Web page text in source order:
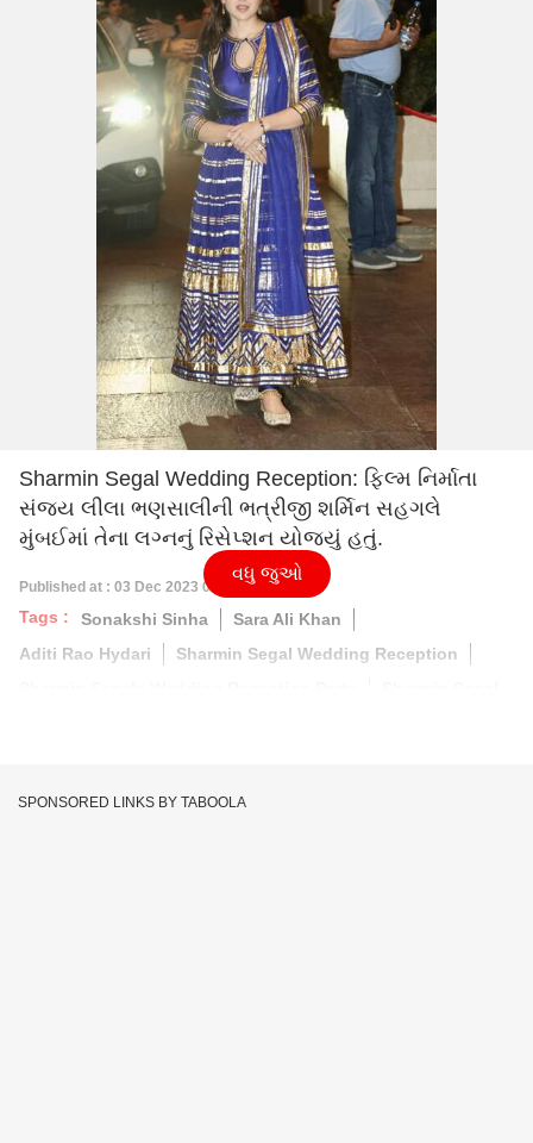
Sharmin Segal Wedding Reception: ફિલ્મ નિર્માતા
સંજય લીલા ભણસાલીની ભત્રીજી શર્મિન સહગલે
મુંબઈમાં તેના લગ્નનું રિસેપ્શન યોજ્યું હતું.
Published at : 03 Dec 2023 08:59 PM (IST)
Tags : Sonakshi Sinha
Sara Ali Khan
Aditi Rao Hydari
Sharmin Segal Wedding Reception
વધુ જુઓ
SPONSORED LINKS BY TABOOLA